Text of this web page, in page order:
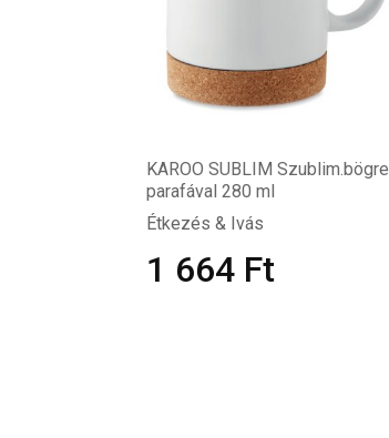
KAROO SUBLIM Szublim.bögre
parafával 280 ml
Étkezés & Ivás
1 664 Ft